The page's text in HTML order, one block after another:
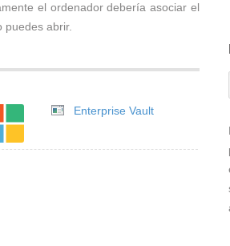
el ordenador debería asociar el
puedes abrir.
Enterprise Vault